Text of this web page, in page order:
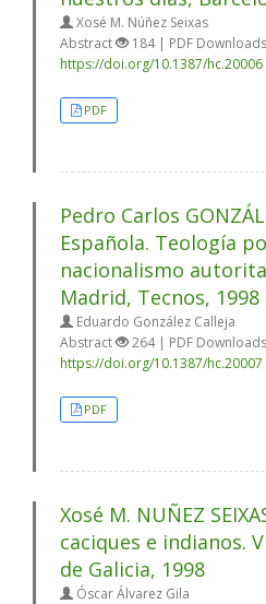
Xosé M. Núñez Seixas
Abstract
184 | PDF Downloads
https://doi.org/10.1387/hc.20006
PDF
Pedro Carlos
Española. Teología
nacionalismo
Madrid, Tecnos, 1998
Eduardo González Calleja
Abstract
264 | PDF Downloads
https://doi.org/10.1387/hc.20007
PDF
Xosé M. NUÑEZ
caciques e indianos.
de Galicia, 1998
Óscar Álvarez Gila